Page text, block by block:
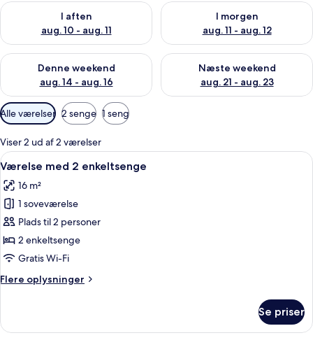
I aften
aug. 10 - aug. 11
Tjek tilgængelighed for i aften aug. 10 - aug. 11
I morgen
aug. 11 - aug. 12
Tjek tilgængelighed for i
Denne weekend
aug. 14 - aug. 16
Tjek tilgængelighed for denne weekend aug. 14 - aug. 16
Næste weekend
aug. 21 - aug. 23
Tjek tilgængelighed for næste
Tilgængelige
filtre
for
værelser
Alle værelser 2 senge 1 seng
Viser 2 ud af 2 værelser
Indlæs
alle
billeder
af
Værelse
med
2
Et hotelværelse med et skrivebord,
6
Værelse med 2 enkeltsenge
16 m²
1 soveværelse
Plads til 2 personer
2 enkeltsenge
Gratis Wi-Fi
Flere oplysninger
Flere
med
Se priser